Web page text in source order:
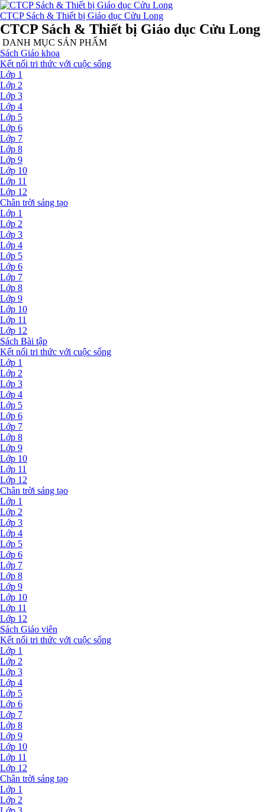
CTCP Sách & Thiết bị Giáo dục Cửu Long
CTCP Sách & Thiết bị Giáo dục Cửu Long
DANH MỤC SẢN PHẨM
Sách Giáo khoa
Kết nối tri thức với cuộc sống
Lớp 1
Lớp 2
Lớp 3
Lớp 4
Lớp 5
Lớp 6
Lớp 7
Lớp 8
Lớp 9
Lớp 10
Lớp 11
Lớp 12
Chân trời sáng tạo
Lớp 1
Lớp 2
Lớp 3
Lớp 4
Lớp 5
Lớp 6
Lớp 7
Lớp 8
Lớp 9
Lớp 10
Lớp 11
Lớp 12
Sách Bài tập
Kết nối tri thức với cuộc sống
Lớp 1
Lớp 2
Lớp 3
Lớp 4
Lớp 5
Lớp 6
Lớp 7
Lớp 8
Lớp 9
Lớp 10
Lớp 11
Lớp 12
Chân trời sáng tạo
Lớp 1
Lớp 2
Lớp 3
Lớp 4
Lớp 5
Lớp 6
Lớp 7
Lớp 8
Lớp 9
Lớp 10
Lớp 11
Lớp 12
Sách Giáo viên
Kết nối tri thức với cuộc sống
Lớp 1
Lớp 2
Lớp 3
Lớp 4
Lớp 5
Lớp 6
Lớp 7
Lớp 8
Lớp 9
Lớp 10
Lớp 11
Lớp 12
Chân trời sáng tạo
Lớp 1
Lớp 2